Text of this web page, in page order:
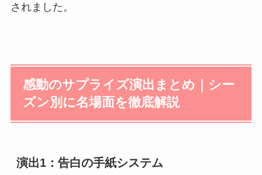
されました。
感動のサプライズ演出まとめ｜シー
ズン別に名場面を徹底解説
演出1：告白の手紙システム